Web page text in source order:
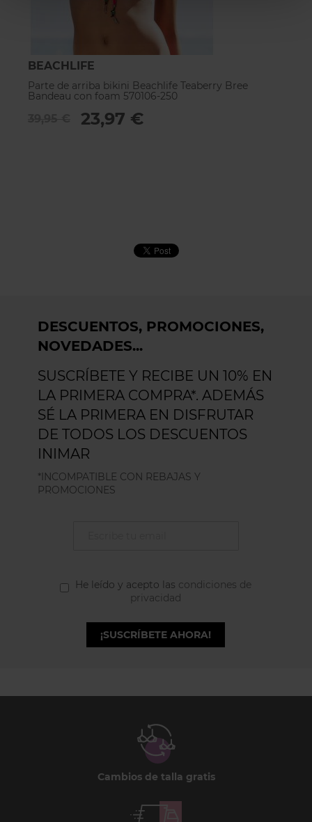
BEACHLIFE
Parte de arriba bikini Beachlife Teaberry Bree
Bandeau con foam 570106-250
23,97 €
DESCUENTOS, PROMOCIONES,
NOVEDADES...
SUSCRÍBETE Y RECIBE UN 10% EN
LA PRIMERA COMPRA*. ADEMÁS
SÉ LA PRIMERA EN DISFRUTAR
DE TODOS LOS DESCUENTOS
INIMAR
*INCOMPATIBLE CON REBAJAS Y
PROMOCIONES
He leído y acepto las condiciones de
privacidad
¡SUSCRÍBETE AHORA!
Cambios de talla gratis